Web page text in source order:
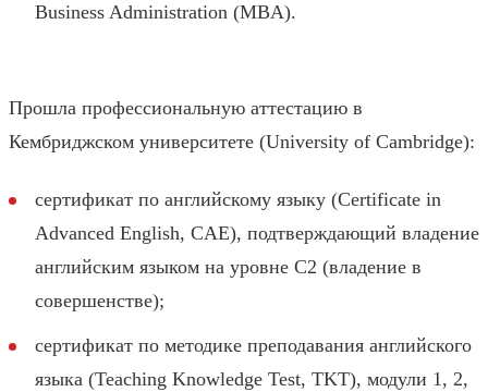
Business Administration (MBA).
Прошла профессиональную аттестацию в
Кембриджском университете (University of Cambridge):
сертификат по английскому языку (Certificate in
Advanced English, CAE), подтверждающий владение
английским языком на уровне C2 (владение в
совершенстве);
сертификат по методике преподавания английского
языка (Teaching Knowledge Test, TKT), модули 1, 2,